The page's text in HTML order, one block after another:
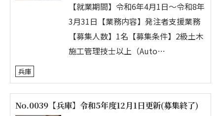
【就業期間】令和6年4月1日～令和8年
3月31日【業務内容】発注者支援業務
【募集人数】1名【募集条件】2級土木
施工管理技士以上（Auto…
兵庫
No.0039【兵庫】令和5年度12月1日更新(募集終了)